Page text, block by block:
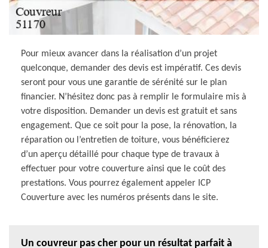
Pour mieux avancer dans la réalisation d’un projet
quelconque, demander des devis est impératif. Ces devis
seront pour vous une garantie de sérénité sur le plan
financier. N’hésitez donc pas à remplir le formulaire mis à
votre disposition. Demander un devis est gratuit et sans
engagement. Que ce soit pour la pose, la rénovation, la
réparation ou l’entretien de toiture, vous bénéficierez
d’un aperçu détaillé pour chaque type de travaux à
effectuer pour votre couverture ainsi que le coût des
prestations. Vous pourrez également appeler ICP
Couverture avec les numéros présents dans le site.
Un couvreur pas cher pour un résultat parfait à